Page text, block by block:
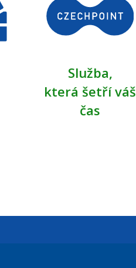
Služba,
která šetří váš
čas